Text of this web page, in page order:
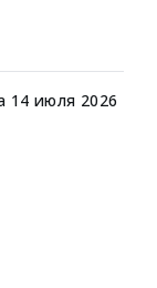
14 июля 2026